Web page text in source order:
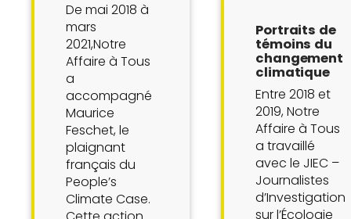
De mai 2018 à
mars
2021,Notre
Affaire à Tous
a
accompagné
Maurice
Feschet, le
plaignant
français du
People’s
Climate Case.
Portraits de
témoins du
changement
climatique
Entre 2018 et
2019, Notre
Affaire à Tous
a travaillé
avec le JIEC –
Journalistes
d’Investigation
sur l’Écologie